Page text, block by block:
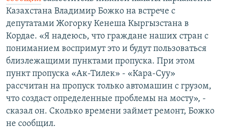
Казахстана Владимир Божко на встрече с
депутатами Жогорку Кенеша Кыргызстана в
Кордае. «Я надеюсь, что граждане наших стран с
пониманием воспримут это и будут пользоваться
близлежащими пунктами пропуска. При этом
пункт пропуска «Ак-Тилек» - «Кара-Суу»
рассчитан на пропуск только автомашин с грузом,
что создаст определенные проблемы на мосту», -
сказал он. Сколько времени займет ремонт, Божко
не сообщил.